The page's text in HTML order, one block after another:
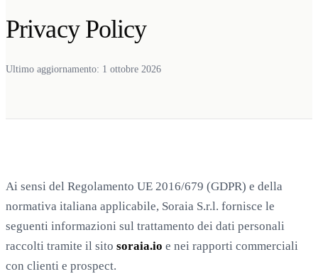
Chi siamo
Check-up IA
Privacy Policy
Ultimo aggiornamento: 1 ottobre 2026
Ai sensi del Regolamento UE 2016/679 (GDPR) e della
normativa italiana applicabile, Soraia S.r.l. fornisce le
seguenti informazioni sul trattamento dei dati personali
raccolti tramite il sito soraia.io e nei rapporti commerciali
con clienti e prospect.